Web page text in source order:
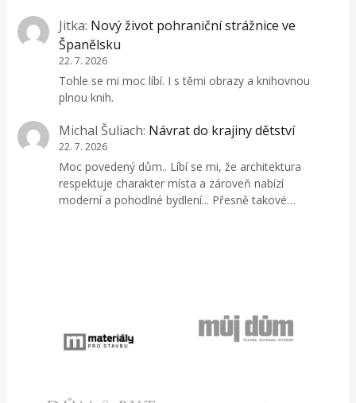
Jitka: Nový život pohraniční strážnice ve
Španělsku
22. 7. 2026
Tohle se mi moc líbí. I s těmi obrazy a knihovnou
plnou knih.
Michal Šuliach: Návrat do krajiny dětství
22. 7. 2026
Moc povedený dům.. Líbí se mi, že architektura
respektuje charakter místa a zároveň nabízí
moderní a pohodlné bydlení... Přesně takové…